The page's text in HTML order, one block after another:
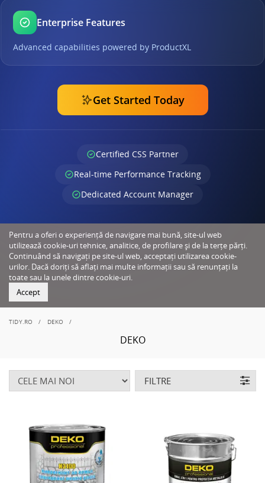
Enterprise Features
Advanced capabilities powered by ProductXL
Get Started Today
Certified CSS Partner
Real-time Performance Tracking
Dedicated Account Manager
Pentru a oferi o experiență de navigare mai bună, site-ul web
utilizează cookie-uri tehnice, analitice, de profilare și de la terțe părți.
Continuând să navigați pe site-ul web, acceptați utilizarea cookie-
urilor. Dacă doriți să aflați mai multe informații sau să renunțați la
toate sau la unele dintre cookie-uri.
Accept
TIDY.RO DEKO
DEKO
FILTRE